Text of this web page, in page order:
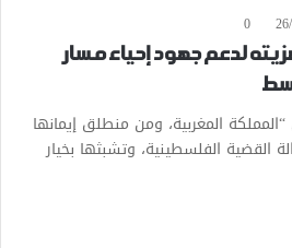
0
لدعم جهود إحياء مسار
المغربية، ومن منطلق إيمانها
القضية الفلسطينية، وتشبثها بخيار